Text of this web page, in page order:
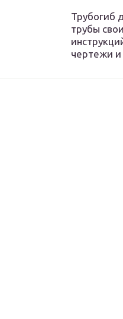
Трубогиб
трубы
чертежи